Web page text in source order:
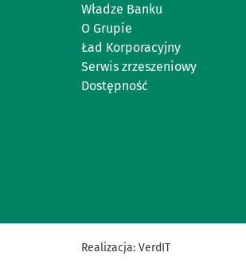
Władze Banku
O Grupie
Ład Korporacyjny
Serwis zrzeszeniowy
Dostępność
Realizacja: VerdIT